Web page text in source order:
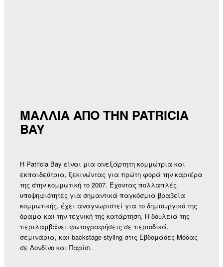
ΜΑΛΛΙΑ ΑΠΟ ΤΗΝ PATRICIA
BAY
Η Patricia Bay είναι μια ανεξάρτητη κομμώτρια και
εκπαιδεύτρια, ξεκινώντας για πρώτη φορά την καριέρα
της στην κομμωτική το 2007. Έχοντας πολλαπλές
υποψηφιότητες για σημαντικά παγκόσμια βραβεία
κομμωτικής, έχει αναγνωριστεί για το δημιουργικό της
όραμα και την τεχνική της κατάρτηση. Η δουλειά της
περιλαμβάνει φωτογραφήσεις σε περιοδικά,
σεμινάρια, και backstage styling στις Εβδομάδες Μόδας
σε Λονδίνο και Παρίσι.